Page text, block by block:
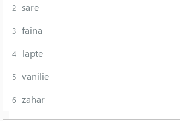
2 sare
3 faina
4 lapte
5 vanilie
6 zahar